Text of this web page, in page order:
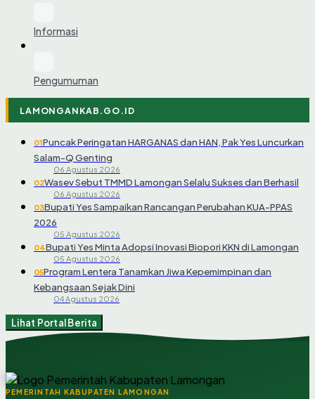
Informasi
Pengumuman
LAMONGANKAB.GO.ID
01Puncak Peringatan HARGANAS dan HAN, Pak Yes Luncurkan
Salam-Q Genting
06 Agustus 2026
02Wasev Sebut TMMD Lamongan Selalu Sukses dan Berhasil
06 Agustus 2026
03Bupati Yes Sampaikan Rancangan Perubahan KUA-PPAS
2026
05 Agustus 2026
04Bupati Yes Minta Adopsi Inovasi Biopori KKN di Lamongan
05 Agustus 2026
05Program Lentera Tanamkan Jiwa Kepemimpinan dan
Kebangsaan Sejak Dini
04 Agustus 2026
Lihat Portal Berita
PEMERINTAH KABUPATEN LAMONGAN